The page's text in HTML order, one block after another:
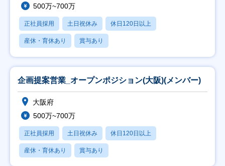
500万~700万
正社員採用 土日祝休み 休日120日以上
産休・育休あり 賞与あり
企画提案営業_オープンポジション(大阪)(メンバー)
大阪府
500万~700万
正社員採用 土日祝休み 休日120日以上
産休・育休あり 賞与あり